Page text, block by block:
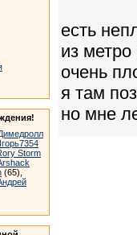
Storm
(65),
есть
из
очень
я там
но мне